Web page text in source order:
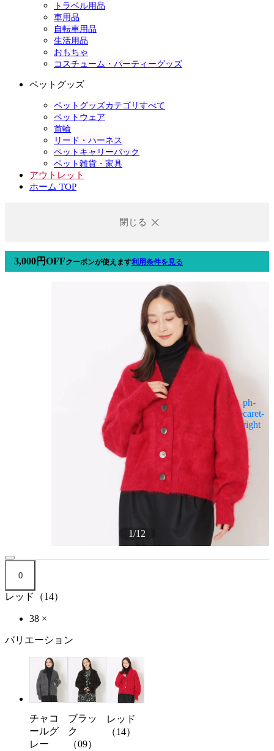
トラベル用品
車用品
自転車用品
生活用品
おもちゃ
コスチューム・パーティーグッズ
ペットグッズ
ペットグッズカテゴリすべて
ペットウェア
首輪
リード・ハーネス
ペットキャリーバック
ペット雑貨・家具
アウトレット
ホーム TOP
閉じる
3,000円OFFクーポンが使えます利用条件を見る
1/12
0
レッド（14）
38 ×
バリエーション
チャコ
ールグ
レー
ブラッ
ク
（09）
レッド
（14）